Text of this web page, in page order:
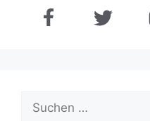
Suchen